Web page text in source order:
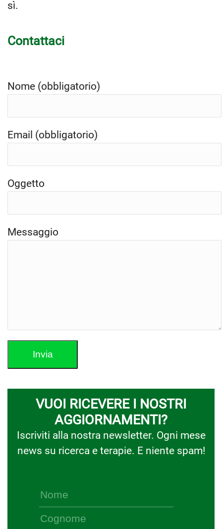
sì.
Contattaci
Nome (obbligatorio)
Email (obbligatorio)
Oggetto
Messaggio
VUOI RICEVERE I NOSTRI
AGGIORNAMENTI?
Iscriviti alla nostra newsletter. Ogni mese
news su ricerca e terapie. E niente spam!